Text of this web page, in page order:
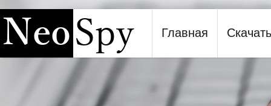
Программа шпион NeoSpy
Главная Скачать